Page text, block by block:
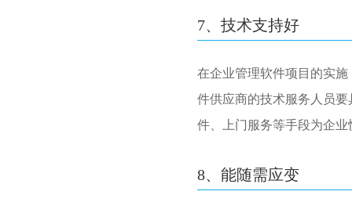
7、技术支持好
在企业管理软件项目的实
件供应商的技术服务人员
件、上门服务等手段为企
8、能随需应变